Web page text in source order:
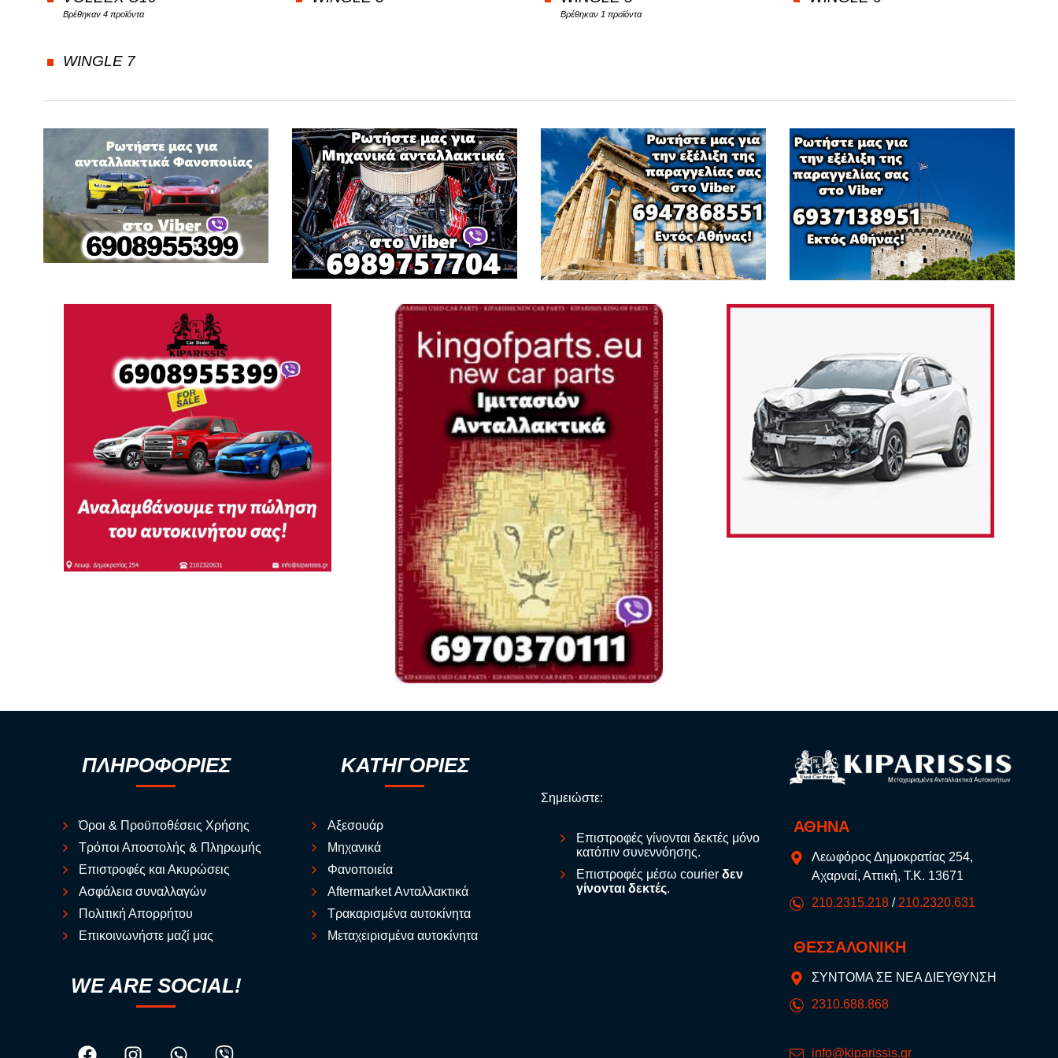
FORD Φ
Βρέθηκαν 4 προϊόντα Βρέθηκαν 1 προϊόντα
WINGLE 7
ΠΛΗΡΟΦΟΡΙΕΣ
Όροι & Προϋποθέσεις Χρήσης
Τρόποι Αποστολής & Πληρωμής
Επιστροφές και Ακυρώσεις
Ασφάλεια συναλλαγών
Πολιτική Απορρήτου
Επικοινωνήστε μαζί μας
WE ARE SOCIAL!
ΚΑΤΗΓΟΡΙΕΣ
Αξεσουάρ
Μηχανικά
Φανοποιεία
Aftermarket Ανταλλακτικά
Τρακαρισμένα αυτοκίνητα
Μεταχειρισμένα αυτοκίνητα
Σημειώστε:
Επιστροφές γίνονται δεκτές μόνο
κατόπιν συνεννόησης.
Επιστροφές μέσω courier δεν
γίνονται δεκτές.
ΑΘΗΝΑ
Λεωφόρος Δημοκρατίας 254,
Αχαρναί, Αττική, Τ.Κ. 13671
210.2315.218 / 210.2320.631
ΘΕΣΣΑΛΟΝΙΚΗ
ΣΥΝΤΟΜΑ ΣΕ ΝΕΑ ΔΙΕΥΘΥΝΣΗ
2310.688.868
info@kiparissis.gr